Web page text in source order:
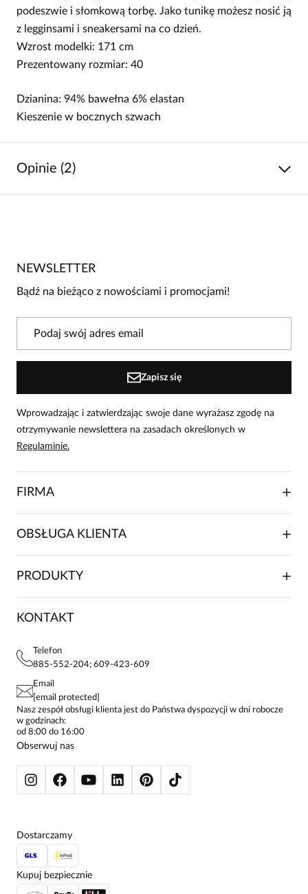
podeszwie i słomkową torbę. Jako tunikę możesz nosić ją
z legginsami i sneakersami na co dzień.
Wzrost modelki: 171 cm
Prezentowany rozmiar: 40
Dzianina: 94% bawełna 6% elastan
Kieszenie w bocznych szwach
Opinie (2)
4
3
1
0
W naszej witrynie opinie mogą dodawać tylko osoby, które
Emilia
Magdalena
polecam
NEWSLETTER
Bądź na bieżąco z nowościami i promocjami!
Zapisz się
Wprowadzając i zatwierdzając swoje dane wyrażasz zgodę na
otrzymywanie newslettera na zasadach określonych w
Regulaminie.
FIRMA
O NAS
FRANCZYZA
KONTAKTY
OBSŁUGA KLIENTA
SKŁADANIE ZAMÓWIENIA
FAQ
POLITYKA PRYWATNOŚCI
STREFA STAŁEGO KLIENTA
PRODUKTY
SUKIENKI
KOSZULE DAMSKIE
SPODNIE DAMSKIE
ŻAKIETY I MARYNARKI
SWETRY
BLUZY
KONTAKT
Telefon
885-552-204; 609-423-609
Email
[email protected]
Nasz zespół obsługi klienta jest do Państwa dyspozycji w dni robocze
w godzinach:
od 8:00 do 16:00
Obserwuj nas
Dostarczamy
Kupuj bezpiecznie